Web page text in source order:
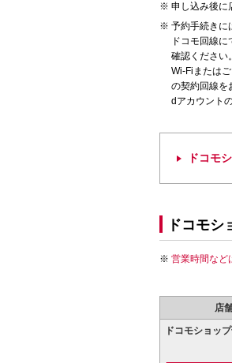
申し込み後に
予約手続きに
ドコモ回線
確認ください。
Wi-Fiまたは
の契約回線を
dアカウント
ドコモ
ドコモシ
営業時間など
店
ドコモショッ